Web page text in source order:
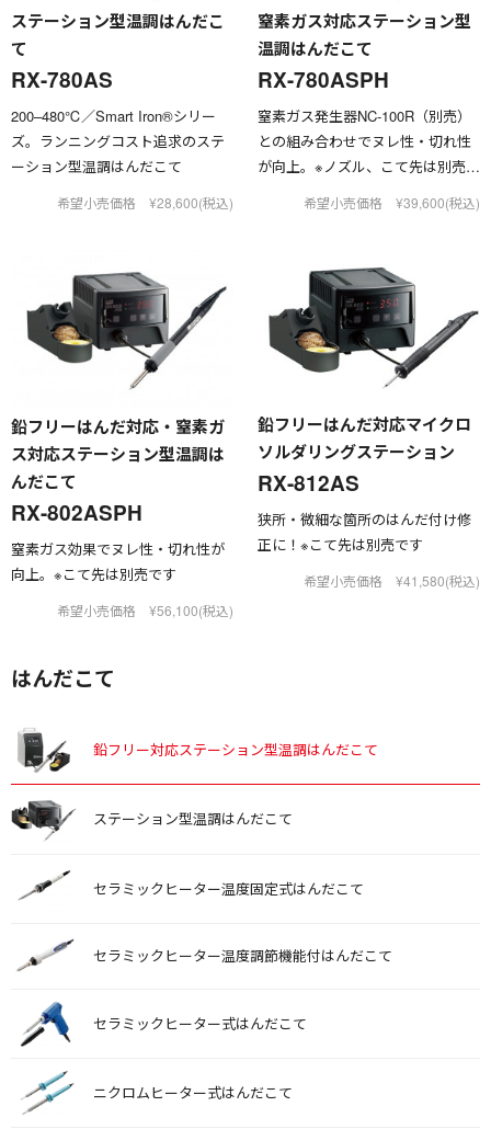
ステーション型温調はんだこ
て
RX-780AS
200–480℃／Smart Iron®︎シリー
ズ。ランニングコスト追求のステ
ーション型温調はんだこて
希望小売価格 ¥28,600(税込)
窒素ガス対応ステーション型
温調はんだこて
RX-780ASPH
窒素ガス発生器NC-100R（別売）
との組み合わせでヌレ性・切れ性
が向上。※ノズル、こて先は別売で
希望小売価格 ¥39,600(税込)
鉛フリーはんだ対応・窒素ガ
ス対応ステーション型温調は
んだこて
RX-802ASPH
窒素ガス効果でヌレ性・切れ性が
向上。※こて先は別売です
希望小売価格 ¥56,100(税込)
鉛フリーはんだ対応マイクロ
ソルダリングステーション
RX-812AS
狭所・微細な箇所のはんだ付け修
正に！※こて先は別売です
希望小売価格 ¥41,580(税込)
はんだこて
鉛フリー対応ステーション型温調はんだこて
ステーション型温調はんだこて
セラミックヒーター温度固定式はんだこて
セラミックヒーター温度調節機能付はんだこて
セラミックヒーター式はんだこて
ニクロムヒーター式はんだこて